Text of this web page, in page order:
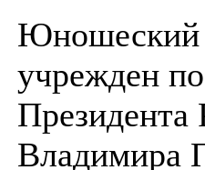
Юношеский
учрежден
Президента
Владимира